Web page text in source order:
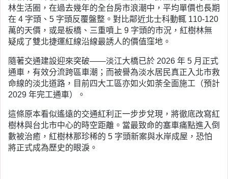
林生活圈，在過去幾年的全台房市浪潮中，平均單價也長期
在 4 字頭、5 字頭反覆盤整。對比鄰近北士科動輒 110-120
萬的天價，或是板橋、三重噴上 9 字頭的市況，紅樹林無
疑成了雙北捷運紅線沿線最誘人的價值窪地。
隨著交通建設迎來突破——淡江大橋已於 2026 年 5 月正式
通車，有效分流跨區車潮；而被譽為淡水居民真正入北市救
命線的淡北道路，目前四大工區亦如火如荼全面施工（預計
2029 年完工通車）。
這條原本看似遙遠的交通紅利正一步步兌現，將徹底改寫紅
樹林與台北市中心的時空距離。當最致命的塞車痛點進入倒
數被治癒，紅樹林那珍稀的 5 字頭新案與水岸成屋，恐怕
將正式成為歷史的眼淚。